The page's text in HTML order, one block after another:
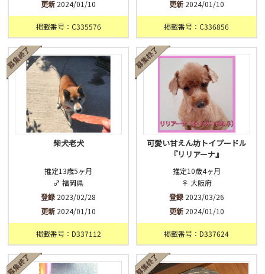
更新 2024/01/10
掲載番号：C335576
更新2024/01/10
掲載番号：C336856
柴犬老犬
推定13歳5ヶ月
♂ 福岡県
登録 2023/02/28
更新 2024/01/10
掲載番号：D337112
可愛い甘えん坊トイプードル
『リリアーナ』
推定10歳4ヶ月
♀ 大阪府
登録2023/03/26
更新2024/01/10
掲載番号：D337624